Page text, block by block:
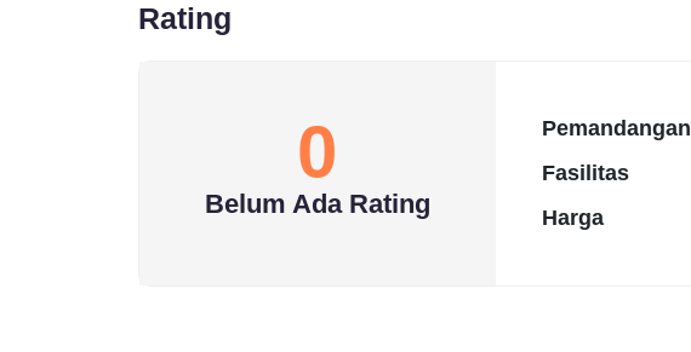
Rating
0
Belum Ada Rating
Pemandangan
Fasilitas
Harga